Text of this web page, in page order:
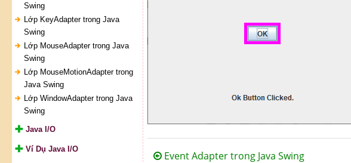
Swing
Lớp KeyAdapter trong Java
Swing
Lớp MouseAdapter trong Java
Swing
Lớp MouseMotionAdapter trong
Java Swing
Lớp WindowAdapter trong Java
Swing
Java I/O
Ví Dụ Java I/O
Event Adapter trong Java Swing